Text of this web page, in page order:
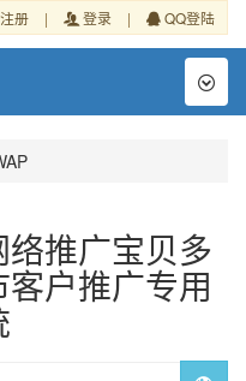
注册 | 登录 | QQ登陆
推广宝贝多
户推广专用